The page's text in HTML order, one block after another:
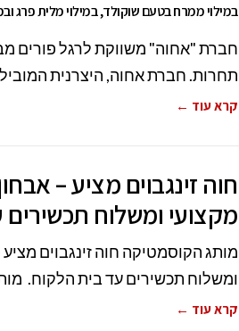
במילוי ממרח בטעם שוקולד, במילוי מלית פרג
חברת "אחוה" משווקת לרגל פורים
תחרות. חברת אחוה, היצרנית
קרא עוד ←
חוה זינגבוים מציע –
מקצועי ומשלוח
מותג הקוסמטיקה חוה זינגבוים
ומשלוח תכשירים עד בית הלקוח.
קרא עוד ←